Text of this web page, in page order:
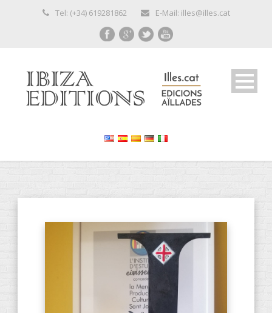
Tel: (+34) 619281862 E-Mail: illes@illes.cat